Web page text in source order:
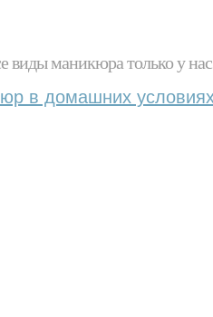
виды маникюра только у нас
в домашних